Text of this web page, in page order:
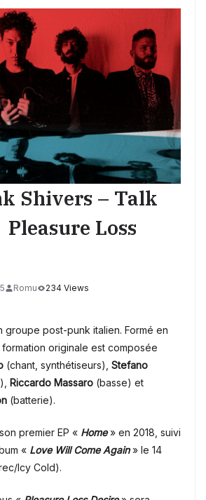
Shivers – Talk
Loss
Romu 234 Views
groupe post-punk italien. Formé en
formation originale est composée
(chant, synthétiseurs), Stefano
Riccardo Massaro (basse) et
(batterie).
premier EP « Home» en 2018, suivi
« Love Will Come Again » le 14
Icy Cold).